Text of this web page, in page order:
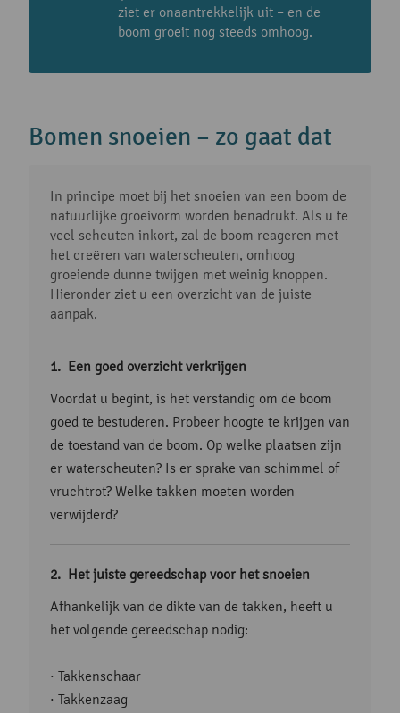
ziet er onaantrekkelijk uit – en de
boom groeit nog steeds omhoog.
Bomen snoeien – zo gaat dat
In principe moet bij het snoeien van een boom de
natuurlijke groeivorm worden benadrukt. Als u te
veel scheuten inkort, zal de boom reageren met
het creëren van waterscheuten, omhoog
groeiende dunne twijgen met weinig knoppen.
Hieronder ziet u een overzicht van de juiste
aanpak.
Een goed overzicht verkrijgen
Voordat u begint, is het verstandig om de boom
goed te bestuderen. Probeer hoogte te krijgen van
de toestand van de boom. Op welke plaatsen zijn
er waterscheuten? Is er sprake van schimmel of
vruchtrot? Welke takken moeten worden
verwijderd?
Het juiste gereedschap voor het snoeien
Afhankelijk van de dikte van de takken, heeft u
het volgende gereedschap nodig:
· Takkenschaar
· Takkenzaag